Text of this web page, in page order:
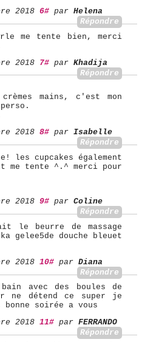
2018 6# par Helena
Répondre
me tente bien, merci
2018 7# par Khadija
Répondre
mains, c'est mon
2018 8# par Isabelle
Répondre
les cupcakes également
me tente ^.^ merci pour
2018 9# par Coline
Répondre
le beurre de massage
gelee5de douche bleuet
2018 10# par Diana
Répondre
avec des boules de
ne détend ce super je
soirée a vous
2018 11# par FERRANDO
Répondre